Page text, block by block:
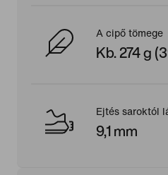
A cipő tömege
Kb. 274 g
Ejtés saroktól
9,1 mm